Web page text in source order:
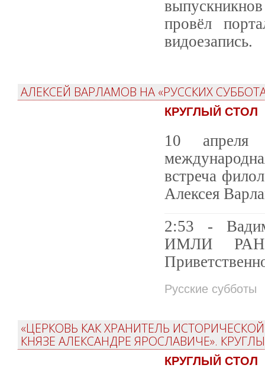
провёл
видоезапись.
АЛЕКСЕЙ ВАРЛАМОВ НА «РУССКИХ
КРУГЛЫЙ СТОЛ
10 апреля
встреча
Алексея
2:53​ -
ИМЛИ РАН,
Русские субботы
«ЦЕРКОВЬ КАК ХРАНИТЕЛЬ
КНЯЗЕ АЛЕКСАНДРЕ ЯРОСЛАВИЧЕ».
КРУГЛЫЙ СТОЛ